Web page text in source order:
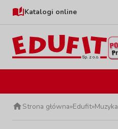
Katalogi online
Strona główna»Edufit»Muzyka